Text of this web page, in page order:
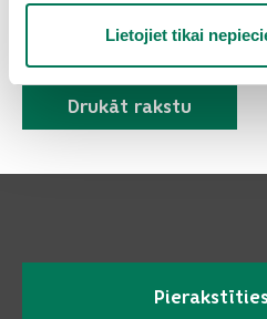
Lietojiet tikai
Drukāt rakstu